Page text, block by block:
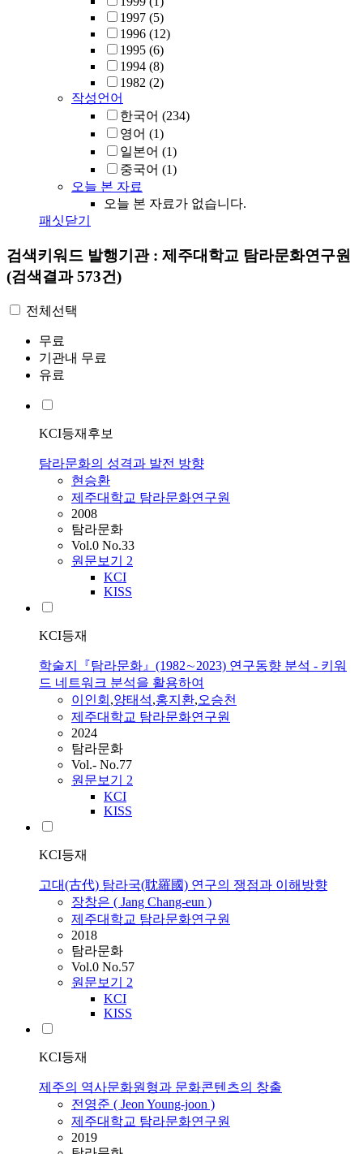
1997 (5)
1996 (12)
1995 (6)
1994 (8)
1982 (2)
작성언어
한국어 (234)
영어 (1)
일본어 (1)
중국어 (1)
오늘 본 자료
오늘 본 자료가 없습니다.
패싯닫기
검색키워드 발행기관 : 제주대학교 탐라문화연구원
(검색결과 573건)
전체선택
무료
기관내 무료
유료
KCI등재후보
탐라문화의 성격과 발전 방향
현승환
제주대학교 탐라문화연구원
2008
탐라문화
Vol.0 No.33
원문보기 2
KCI
KISS
KCI등재
학술지『탐라문화』(1982∼2023) 연구동향 분석 - 키워
드 네트워크 분석을 활용하여
이인회 ,양태석,홍지환,오승천
제주대학교 탐라문화연구원
2024
탐라문화
Vol.- No.77
원문보기 2
KCI
KISS
KCI등재
고대(古代) 탐라국(耽羅國) 연구의 쟁점과 이해방향
장창은 ( Jang Chang-eun )
제주대학교 탐라문화연구원
2018
탐라문화
Vol.0 No.57
원문보기 2
KCI
KISS
KCI등재
제주의 역사문화원형과 문화콘텐츠의 창출
전영준 ( Jeon Young-joon )
제주대학교 탐라문화연구원
2019